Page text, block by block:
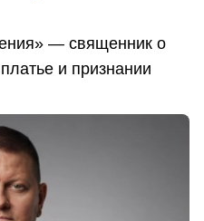
— священник о
и признании